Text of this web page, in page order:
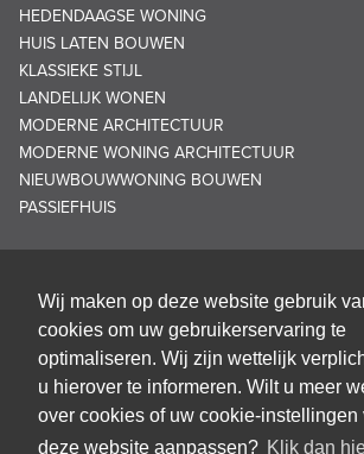
Wij maken op deze website gebruik
cookies om uw gebruikerservaring te
optimaliseren. Wij zijn wettelijk
u hierover te informeren. Wilt u meer
over cookies of uw cookie-instellingen
deze website aanpassen? Klik dan
HEDENDAAGSE WONING
HUIS LATEN BOUWEN
KLASSIEKE STIJL
LANDELIJK WONEN
MODERNE ARCHITECTUUR
MODERNE WONING ARCHITECTUUR
NIEUWBOUWWONING BOUWEN
PASSIEFHUIS
Architectenbureau Frank GRUWEZ